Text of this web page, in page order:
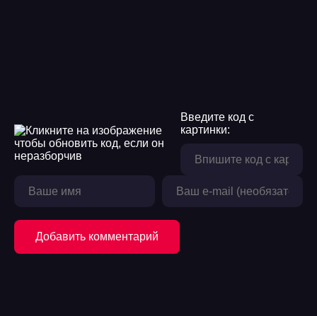
18
22
Введите код с
картинки:
Добавить комментарий